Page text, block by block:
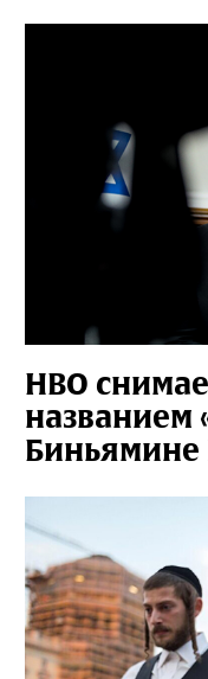
HBO
названием
Биньямине